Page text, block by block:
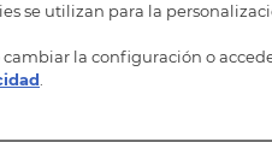
se utilizan para la
cambiar la configuración o